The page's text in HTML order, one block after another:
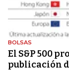
BOLSAS
El S&P 500
publicación